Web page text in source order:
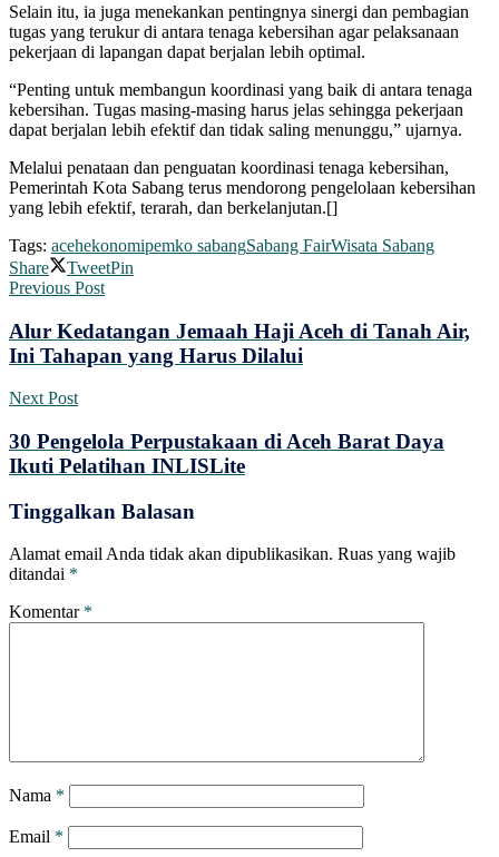
Selain itu, ia juga menekankan pentingnya sinergi dan pembagian
tugas yang terukur di antara tenaga kebersihan agar pelaksanaan
pekerjaan di lapangan dapat berjalan lebih optimal.
“Penting untuk membangun koordinasi yang baik di antara tenaga
kebersihan. Tugas masing-masing harus jelas sehingga pekerjaan
dapat berjalan lebih efektif dan tidak saling menunggu,” ujarnya.
Melalui penataan dan penguatan koordinasi tenaga kebersihan,
Pemerintah Kota Sabang terus mendorong pengelolaan kebersihan
yang lebih efektif, terarah, dan berkelanjutan.[]
Tags: acehekonomipemko sabangSabang FairWisata Sabang
Share
TweetPin
Previous Post
Alur Kedatangan Jemaah Haji Aceh di Tanah Air,
Ini Tahapan yang Harus Dilalui
Next Post
30 Pengelola Perpustakaan di Aceh Barat Daya
Ikuti Pelatihan INLISLite
Tinggalkan Balasan
Alamat email Anda tidak akan dipublikasikan. Ruas yang wajib
ditandai *
Komentar *
Nama *
Email *